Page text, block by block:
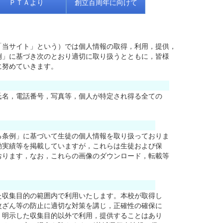
ＰＴＡより 創立百周年に向けて
イト」という）では個人情報の取得，利用，提供，
基づき次のとおり適切に取り扱うとともに，皆様
めていきます。
電話番号，写真等，個人が特定され得る全ての
に基づいて生徒の個人情報を取り扱っておりま
等を掲載していますが，これらは生徒および保
す，なお，これらの画像のダウンロード，転載等
目的の範囲内で利用いたします。本校が取得し
等の防止に適切な対策を講じ，正確性の確保に
した収集目的以外で利用，提供することはあり